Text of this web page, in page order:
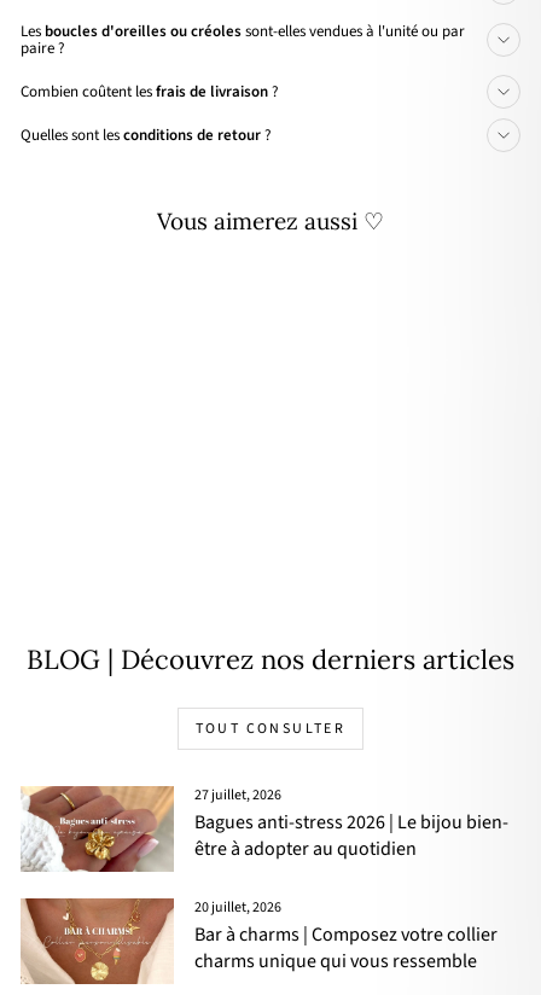
Les boucles d'oreilles ou créolessont-elles vendues à l'unité ou par
paire ?
Combien coûtent lesfrais de livraison?
Quelles sont lesconditions de retour?
Vous aimerez aussi ♡
BLOG | Découvrez nos derniers articles
TOUT CONSULTER
27 juillet, 2026
Bagues anti-stress 2026 | Le bijou bien-
être à adopter au quotidien
20 juillet, 2026
Bar à charms | Composez votre collier
charms unique qui vous ressemble